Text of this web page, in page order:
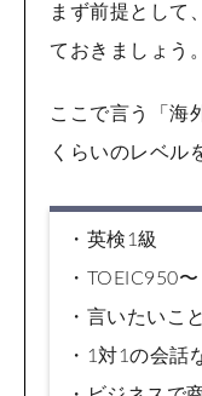
まず前提として
ておきましょう。
ここで言う「海
くらいのレベル
・英検1級
・TOEIC950〜
・言いたいこ
・1対1の会話